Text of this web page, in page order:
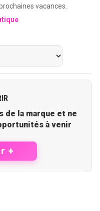
vacances.
la marque et ne
pas à côté des opportunités à venir
+